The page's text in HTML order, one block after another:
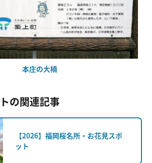
本庄の大楠
の関連記事
【2026】福岡桜名所・お花見スポ
ット